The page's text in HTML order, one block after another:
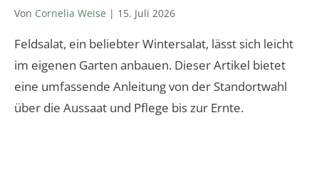
Von Cornelia Weise | 15. Juli 2026
Feldsalat, ein beliebter Wintersalat, lässt sich leicht
im eigenen Garten anbauen. Dieser Artikel bietet
eine umfassende Anleitung von der Standortwahl
über die Aussaat und Pflege bis zur Ernte.